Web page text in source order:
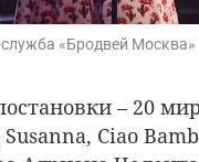
«Бродвей Москва»
– 20
Susanna, Ciao